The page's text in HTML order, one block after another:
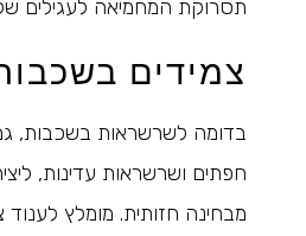
תסרוקת המחמיאה לעגילים
צמידים
בדומה לשרשראות בשכבות, גם
חפתים ושרשראות עדינות,
מבחינה חזותית. מומלץ לענוד